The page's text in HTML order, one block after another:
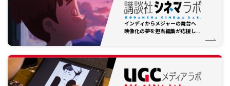
インディからメジャーの舞台へ
映像化の夢を担当編集が応援し